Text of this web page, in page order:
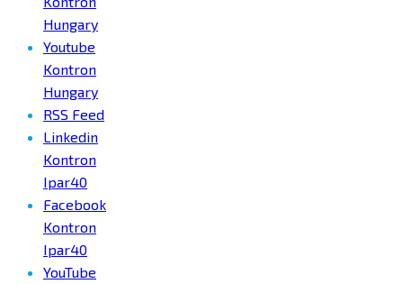
Hungary
Youtube
Kontron
Hungary
RSS Feed
Linkedin
Kontron
Ipar40
Facebook
Kontron
Ipar40
YouTube